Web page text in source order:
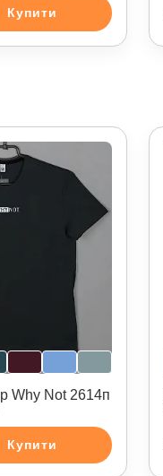
Купити
Why Not 2614п
Купити